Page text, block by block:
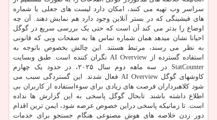
سراسر وب تهیه می کنند، امکان دارد لیست های جعلی یا شماره
های فیشینگی که در بستر آنلاین وجود دارد هم نمایش دهند. آن چه
اوضاع را بدتر می کند آن است که حتی یک بررسی سریع در گوگل
احیانا نشان میدهد همان شماره تماس ها به صفحات وبی که قانونی
به نظر می رسند، مرتبط هستند. این چالش بخصوص باتوجه به
استفاده گسترده از AI Overview نگران کننده است. طبق وبسایت
StatCounter در سه ماهه دوم سال ۲۰۲۵، در حدود یک چهارم
کاوشهای گوگل AI Overview فعال شدند. این گستردگی سبب می
شود کلاهبرداران فرصت های زیادی برای سوءاستفاده از کاربران بی
اطلاع داشته باشند. تابحال گوگل پاسخی به این گزارش ها نداده
است. تا زمانیکه پاسخی دراین خصوص عرضه شود، ایمن ترین اقدام
دور زدن خلاصه های هوش مصنوعی هنگام جستجو برای خدمات